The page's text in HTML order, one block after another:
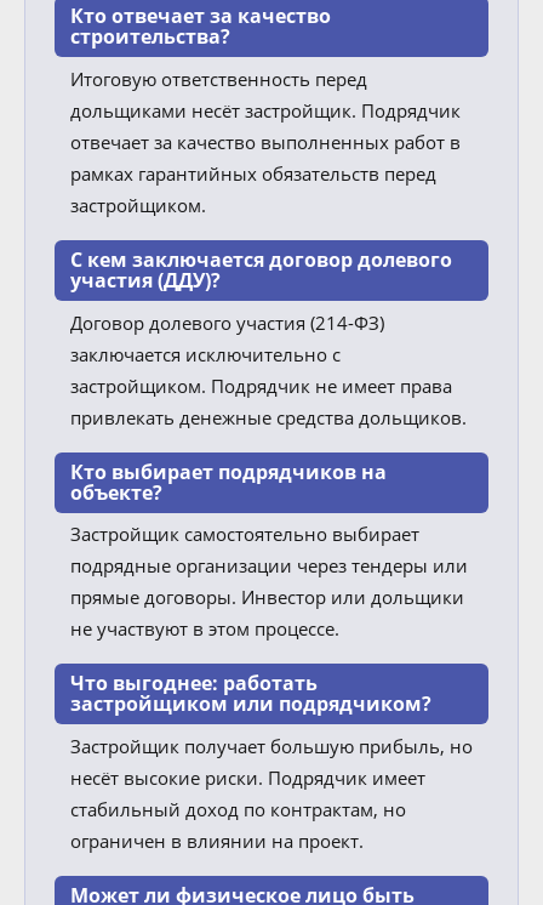
Кто отвечает за качество
строительства?
Итоговую ответственность перед
дольщиками несёт застройщик. Подрядчик
отвечает за качество выполненных работ в
рамках гарантийных обязательств перед
застройщиком.
С кем заключается договор долевого
участия (ДДУ)?
Договор долевого участия (214-ФЗ)
заключается исключительно с
застройщиком. Подрядчик не имеет права
привлекать денежные средства дольщиков.
Кто выбирает подрядчиков на
объекте?
Застройщик самостоятельно выбирает
подрядные организации через тендеры или
прямые договоры. Инвестор или дольщики
не участвуют в этом процессе.
Что выгоднее: работать
застройщиком или подрядчиком?
Застройщик получает большую прибыль, но
несёт высокие риски. Подрядчик имеет
стабильный доход по контрактам, но
ограничен в влиянии на проект.
Может ли физическое лицо быть